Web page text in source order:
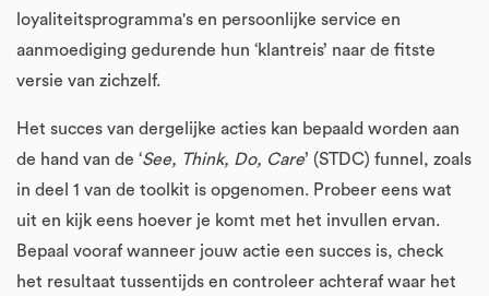
loyaliteitsprogramma's en persoonlijke service en
aanmoediging gedurende hun ‘klantreis’ naar de fitste
versie van zichzelf.
Het succes van dergelijke acties kan bepaald worden aan
de hand van de ‘See, Think, Do, Care’ (STDC) funnel, zoals
in deel 1 van de toolkit is opgenomen. Probeer eens wat
uit en kijk eens hoever je komt met het invullen ervan.
Bepaal vooraf wanneer jouw actie een succes is, check
het resultaat tussentijds en controleer achteraf waar het